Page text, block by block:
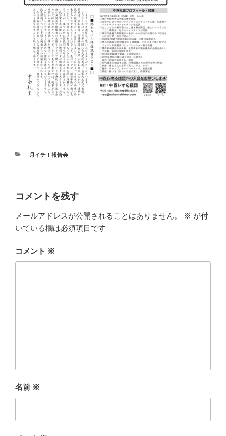
カ
月イチ！報告会
コメントを残す
メールアドレスが公開されることはありません。 ※ が付
いている欄は必須項目です
コメント ※
名前 ※